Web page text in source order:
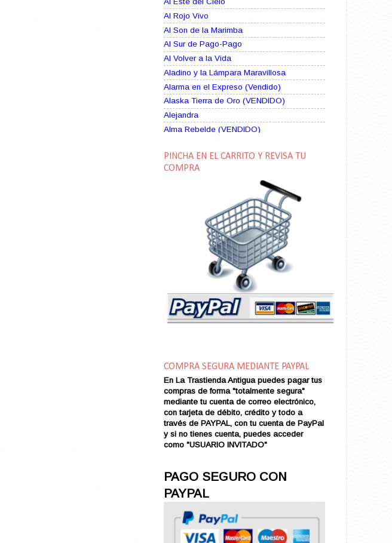
Al Rojo Vivo
Al Son de la Marimba
Al Sur de Pago-Pago
Al Volver a la Vida
Aladino y la Lámpara Maravillosa
Alarma en el Expreso (Vendido)
Alaska Tierra de Oro (VENDIDO)
Alejandra
Alma Rebelde (VENDIDO)
Alma en Suplicio (VENDIDO)
Almas Borrascosas
Amame esta Noche (VENDIDO)
Amanda La Paciente Peligrosa
Amarga Victoria
Amor a Medianoche
Amor en Conserva (VENDIDO)
Amor que Mata
Amor sin Refugio
Ana de Brooklyn
Ana y El Rey de Siam
Anatomía de un Asesinato
Andrés Harvey Millonario (VENDIDO)
Andrés Harvey Tenorio
Andrés Harvey se Enamora (VENDIDO)
Aníbal
Aquella Noche en Rio
Arenas Sangrientas
Argel (VENDIDO)
Armonías de Juventud (VENDIDO)
PINCHA EN EL CARRITO Y REVISA TU
COMPRA
COMPRA SEGURA MEDIANTE PAYPAL
En La Trastienda Antigua puedes pagar tus
compras de forma "totalmente segura"
mediante tu cuenta de correo electrónico,
con tarjeta de débito, crédito y todo a
través de PAYPAL, con tu cuenta de PayPal
y si no tienes cuenta, puedes acceder
como "USUARIO INVITADO"
PAGO SEGURO CON
PAYPAL